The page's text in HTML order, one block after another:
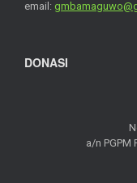
email:
DONASI
a/n PGPM